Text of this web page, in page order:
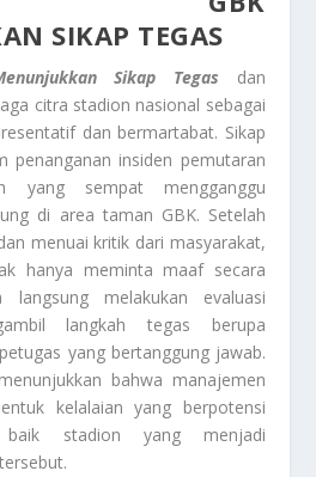
SIKAP TEGAS
Sikap Tegas dan
citra stadion nasional sebagai
dan bermartabat. Sikap
penanganan insiden pemutaran
yang sempat mengganggu
di area taman GBK. Setelah
menuai kritik dari masyarakat,
hanya meminta maaf secara
melakukan evaluasi
langkah tegas berupa
yang bertanggung jawab.
bahwa manajemen
kelalaian yang berpotensi
baik stadion yang menjadi